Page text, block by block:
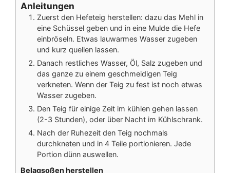
Anleitungen
Zuerst den Hefeteig herstellen: dazu das Mehl in
eine Schüssel geben und in eine Mulde die Hefe
einbröseln. Etwas lauwarmes Wasser zugeben
und kurz quellen lassen.
Danach restliches Wasser, Öl, Salz zugeben und
das ganze zu einem geschmeidigen Teig
verkneten. Wenn der Teig zu fest ist noch etwas
Wasser zugeben.
Den Teig für einige Zeit im kühlen gehen lassen
(2-3 Stunden), oder über Nacht im Kühlschrank.
Nach der Ruhezeit den Teig nochmals
durchkneten und in 4 Teile portionieren. Jede
Portion dünn auswellen.
Belagsoßen herstellen